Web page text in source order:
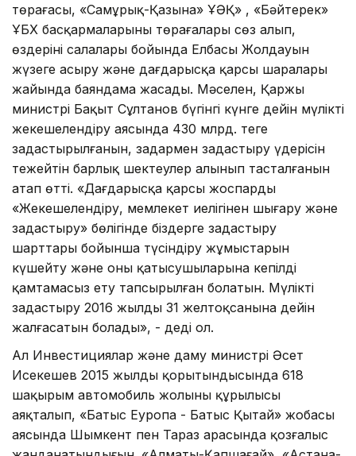
төрағасы, «Самұрық-Қазына» ҰӘҚ» , «Бәйтерек»
ҰБХ басқармаларының төрағалары сөз алып,
өздерінің салалары бойында Елбасы Жолдауын
жүзеге асыру және дағдарысқа қарсы шаралары
жайында баяндама жасады. Мәселен, Қаржы
министрі Бақыт Сұлтанов бүгінгі күнге дейін мүлікті
жекешелендіру аясында 430 млрд. теңге
заңдастырылғанын, заңдармен заңдастыру үдерісін
тежейтін барлық шектеулер алынып тасталғанын
атап өтті. «Дағдарысқа қарсы жоспардың
«Жекешелендіру, мемлекет иелігінен шығару және
заңдастыру» бөлігінде біздерге заңдастыру
шарттары бойынша түсіндіру жұмыстарын
күшейту және оның қатысушыларына кепілді
қамтамасыз ету тапсырылған болатын. Мүлікті
заңдастыру 2016 жылдың 31 желтоқсанына дейін
жалғасатын болады», - деді ол.
Ал Инвестициялар және даму министрі Әсет
Исекешев 2015 жылдың қорытындысында 618
шақырым автомобиль жолының құрылысы
аяқталып, «Батыс Еуропа - Батыс Қытай» жобасы
аясында Шымкент пен Тараз арасында қозғалыс